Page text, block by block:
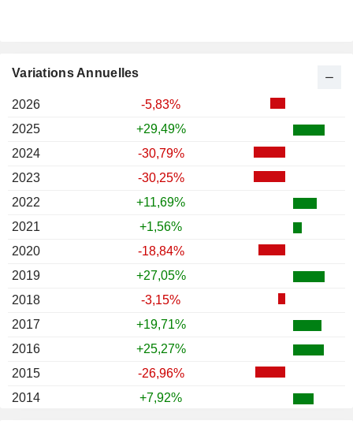
Variations Annuelles
2026
-5,83%
2025
+29,49%
2024
-30,79%
2023
-30,25%
2022
+11,69%
2021
+1,56%
2020
-18,84%
2019
+27,05%
2018
-3,15%
2017
+19,71%
2016
+25,27%
2015
-26,96%
2014
+7,92%